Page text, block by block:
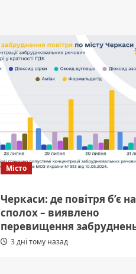
Місто
Черкаси: де повітря б’є на
сполох – виявлено
перевищення
3 дні тому назад